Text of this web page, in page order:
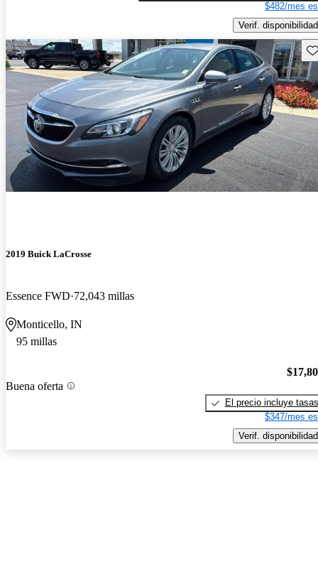
$482/mes
Verif. disponibilidad
2019 Buick LaCrosse
Essence FWD 72,043 millas
Monticello, IN
95 millas
Buena oferta
El precio incluye tasas
$347/mes
Verif. disponibilidad